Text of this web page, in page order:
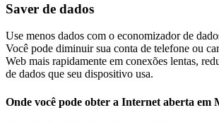
Saver de dados
Use menos dados com o economizador de
Você pode diminuir sua conta de telefone ou
Web mais rapidamente em conexões lentas,
de dados que seu dispositivo usa.
Onde você pode obter a Internet aberta em